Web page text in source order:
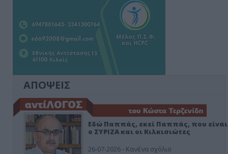
ΑΠΟΨΕΙΣ
Εδώ Παππάς, εκεί Παππάς, που είναι
ο ΣΥΡΙΖΑ και οι Κιλκισιώτες
26-07-2026 - Κανένα σχόλιο